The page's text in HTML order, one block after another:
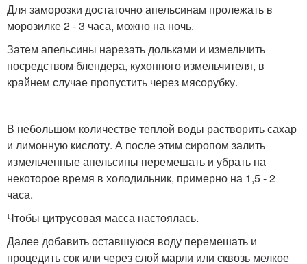
Для заморозки достаточно апельсинам пролежать в
морозилке 2 - 3 часа, можно на ночь.
Затем апельсины нарезать дольками и измельчить
посредством блендера, кухонного измельчителя, в
крайнем случае пропустить через мясорубку.
В небольшом количестве теплой воды растворить сахар
и лимонную кислоту. А после этим сиропом залить
измельченные апельсины перемешать и убрать на
некоторое время в холодильник, примерно на 1,5 - 2
часа.
Чтобы цитрусовая масса настоялась.
Далее добавить оставшуюся воду перемешать и
процедить сок или через слой марли или сквозь мелкое